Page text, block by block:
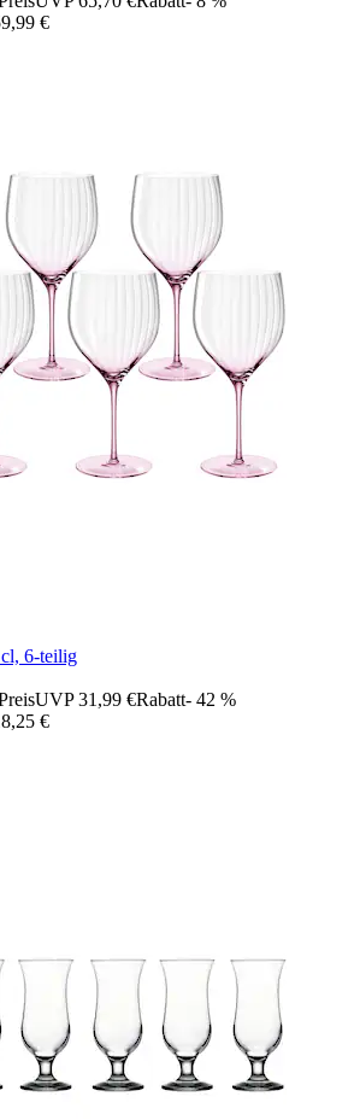
€
6-teilig
UVP 31,99 €Rabatt- 42 %
€